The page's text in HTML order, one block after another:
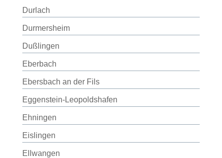
Durlach
Durmersheim
Dußlingen
Eberbach
Ebersbach an der Fils
Eggenstein-Leopoldshafen
Ehningen
Eislingen
Ellwangen